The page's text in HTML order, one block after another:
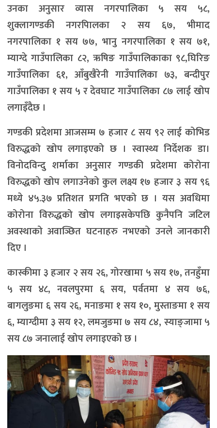
उनका अनुसार व्यास नगरपालिका ५ सय ५८,
शुक्लागण्डकी नगरपािलका २ सय ६७, भीमाद
नगरपालिका १ सय ७७, भानु नगरपालिका १ सय ७१,
म्याग्दे गाउँपालिका ८२, ऋषिङ गाउँपालिकाका ९८,घिरिङ
गाउँपालिका ६१, आँबुखैरेनी गाउँपालिका ७३, बन्दीपुर
गाउँपालिका १ सय ५ र देवघाट गाउँपालिका ८७ लाई खोप
लगाइँदैछ ।
गण्डकी प्रदेशमा आजसम्म ७ हजार ८ सय ९२ लाई कोभिड
विरुद्धको खोप लगाइएको छ । स्वास्थ्य निर्देशक डा।
विनोदविन्दु शर्माका अनुसार गण्डकी प्रदेशमा कोरोना
विरुद्धको खोप लगाउनेको कुल लक्ष्य १७ हजार ३ सय ९६
मध्ये ४५.३७ प्रतिशत प्रगति भएको छ । यस अवधिमा
कोरोना विरुद्धको खोप लगाइसकेपछि कुनैपनि जटिल
अवस्थाको अवाञ्छित घटनाहरु नभएको उनले जानकारी
दिए ।
कास्कीमा ३ हजार २ सय २६, गोरखामा ५ सय १७, तनहुँमा
५ सय ४८, नवलपुरमा ६ सय, पर्वतमा ४ सय ७६,
बागलुङमा ६ सय २६, मनाङमा १ सय १०, मुस्ताङमा १ सय
६, म्याग्दीमा ३ सय १२, लमजुङमा ७ सय ८४, स्याङ्जामा ५
सय ८७ जनालाई खोप लगाइएको छ ।